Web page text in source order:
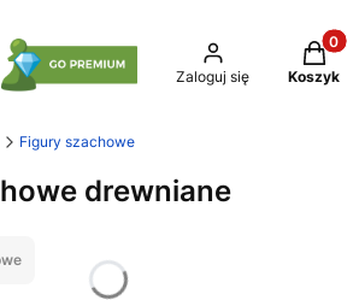
Zaloguj się Koszyk
Figury szachowe
drewniane